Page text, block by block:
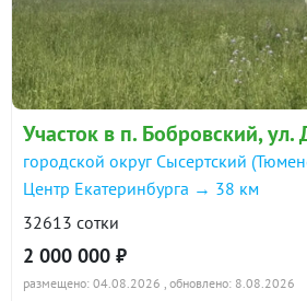
Участок в п. Бобровский, ул.
городской округ Сысертский
Центр Екатеринбурга → 38 км
32613 сотки
2 000 000 ₽
размещено: 04.08.2026 , обновлено: 8.08.2026